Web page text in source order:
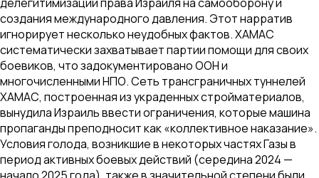
создания международного давления. Этот нарратив
игнорирует несколько неудобных фактов. ХАМАС
систематически захватывает партии помощи для своих
боевиков, что задокументировано ООН и
многочисленными НПО. Сеть трансграничных туннелей
ХАМАС, построенная из украденных стройматериалов,
вынудила Израиль ввести ограничения, которые машина
пропаганды преподносит как «коллективное наказание».
Условия голода, возникшие в некоторых частях Газы в
период активных боевых действий (середина 2024 —
начало 2025 года), также в значительной степени были